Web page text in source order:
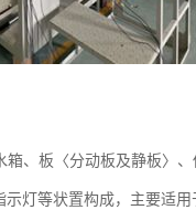
、板〈分动板及静板〉
灯等状置构成，主要适